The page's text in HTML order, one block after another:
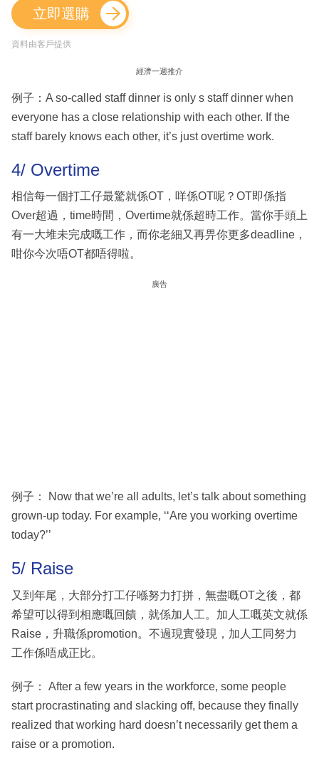
立即選購
資料由客戶提供
經濟一週推介
例子：A so-called staff dinner is only s staff dinner when
everyone has a close relationship with each other. If the
staff barely knows each other, it’s just overtime work.
4/ Overtime
相信每一個打工仔最驚就係OT，咩係OT呢？OT即係指
Over超過，time時間，Overtime就係超時工作。當你手頭上
有一大堆未完成嘅工作，而你老細又再畀你更多deadline，
咁你今次唔OT都唔得啦。
廣告
例子： Now that we’re all adults, let’s talk about something
grown-up today. For example, ‘‘Are you working overtime
today?’’
5/ Raise
又到年尾，大部分打工仔喺努力打拼，無盡嘅OT之後，都
希望可以得到相應嘅回饋，就係加人工。加人工嘅英文就係
Raise，升職係promotion。不過現實發現，加人工同努力
工作係唔成正比。
例子： After a few years in the workforce, some people
start procrastinating and slacking off, because they finally
realized that working hard doesn’t necessarily get them a
raise or a promotion.